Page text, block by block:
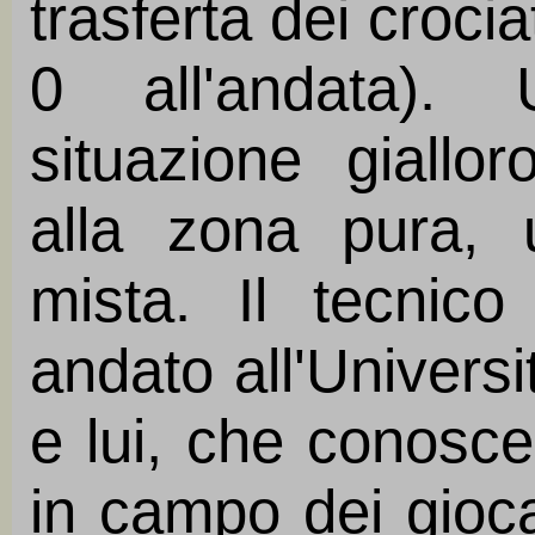
trasferta dei
0 all'andata).
situazione
alla zona pura,
mista. Il
andato
e lui, che
in campo dei